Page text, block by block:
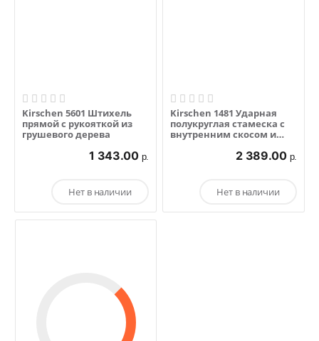
Kirschen 5601 Штихель
прямой с рукояткой из
грушевого дерева
1 343.00 р.
Нет в наличии
Kirschen 1481 Ударная
полукруглая стамеска с
внутренним скосом и
2 389.00 р.
Нет в наличии